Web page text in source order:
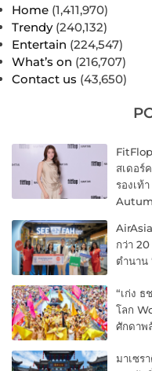
Home (1,411,970)
Trendy (240,132)
Entertain (224,547)
What’s on (216,707)
Contact us (43,650)
สเดอร์
รองเท้
กว่า
ตำนาน
“เก่ง ธ
โลก
ศักดาพ
มาเซร